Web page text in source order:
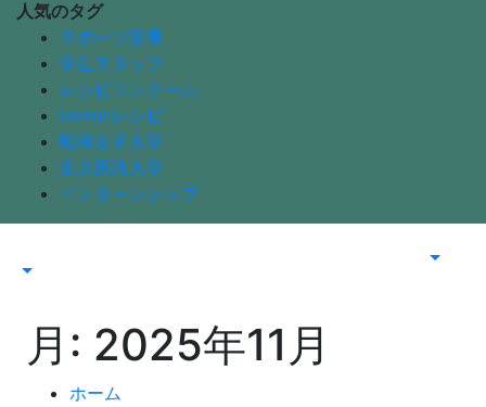
人気のタグ
スポーツ栄養
学生スタッフ
レシピコンクール
ranrunレシピ
昭和女子大学
東京家政大学
インターンシップ
月: 2025年11月
ホーム